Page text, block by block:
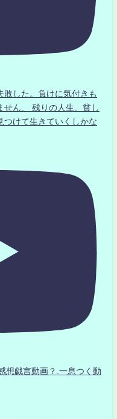
敗した。負けに気付きも
せん、 残りの人生、貧し
つけて生きていくしかな
戯言動画？.一息つく動